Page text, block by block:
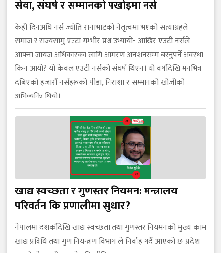
सेवा, संघर्ष र सम्मानको पर्खाइमा नर्स
केही दिनअघि नर्स ज्योति रानाभाटको नेतृत्वमा भएको सत्याग्रहले
समाज र राज्यसामु एउटा गम्भीर प्रश्न उभ्यायो- आखिर एउटी नर्सले
आफ्ना जायज अधिकारका लागि आमरण अनशनसम्म बस्नुपर्ने अवस्था
किन आयो? यो केवल एउटी नर्सको संघर्ष थिएन। यो वर्षौँदेखि मनभित्र
दबिएको हजारौँ नर्सहरूको पीडा, निराशा र सम्मानको खोजीको
अभिव्यक्ति थियो।
खाद्य स्वच्छता र गुणस्तर नियमन: मन्त्रालय
परिवर्तन कि प्रणालीमा सुधार?
नेपालमा दशकौँदेखि खाद्य स्वच्छता तथा गुणस्तर नियमनको मुख्य काम
खाद्य प्रविधि तथा गुण नियन्त्रण विभाग ले निर्वाह गर्दै आएको छ।प्रदेश